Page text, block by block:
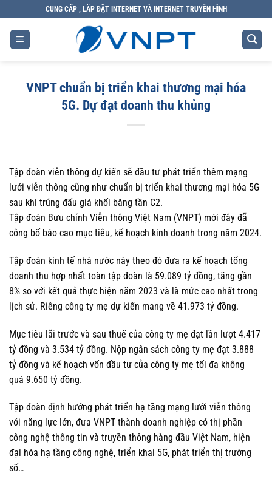
qua
dung
CUNG CẤP , LẮP ĐẶT INTERNET VÀ INTERNET TRUYỀN HÌNH
VNPT chuẩn bị triển khai thương mại hóa
5G. Dự đạt doanh thu khủng
Tập đoàn viễn thông dự kiến sẽ đầu tư phát triển thêm mạng
lưới viễn thông cũng như chuẩn bị triển khai thương mại hóa 5G
sau khi trúng đấu giá khối băng tần C2.
Tập đoàn Bưu chính Viễn thông Việt Nam (VNPT) mới đây đã
công bố báo cao mục tiêu, kế hoạch kinh doanh trong năm 2024.
Tập đoàn kinh tế nhà nước này theo đó đưa ra kế hoạch tổng
doanh thu hợp nhất toàn tập đoàn là 59.089 tỷ đồng, tăng gần
8% so với kết quả thực hiện năm 2023 và là mức cao nhất trong
lịch sử. Riêng công ty mẹ dự kiến mang về 41.973 tỷ đồng.
Mục tiêu lãi trước và sau thuế của công ty mẹ đạt lần lượt 4.417
tỷ đồng và 3.534 tỷ đồng. Nộp ngân sách công ty mẹ đạt 3.888
tỷ đồng và kế hoạch vốn đầu tư của công ty mẹ tối đa không
quá 9.650 tỷ đồng.
Tập đoàn định hướng phát triển hạ tầng mạng lưới viễn thông
với năng lực lớn, đưa VNPT thành doanh nghiệp có thị phần
công nghệ thông tin và truyền thông hàng đầu Việt Nam, hiện
đại hóa hạ tầng công nghệ, triển khai 5G, phát triển thị trường
số…